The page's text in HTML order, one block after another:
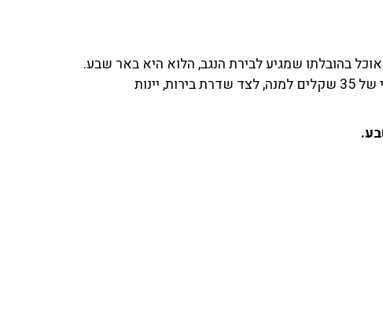
בהובלתו שמגיע לבירת הנגב, הלוא היא באר שבע.
הפסטיבל יציע מגוון מנות של אוכל רחוב במחיר סמלי של 35 שקלים למנה, לצד שדרת בירות, יינות